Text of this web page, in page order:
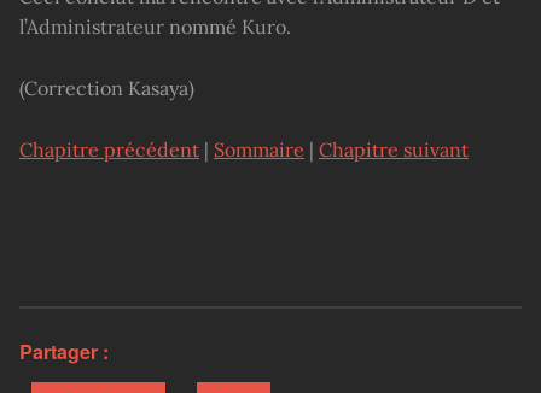
l’Administrateur nommé Kuro.
(Correction Kasaya)
Chapitre précédent | Sommaire | Chapitre suivant
Partager :